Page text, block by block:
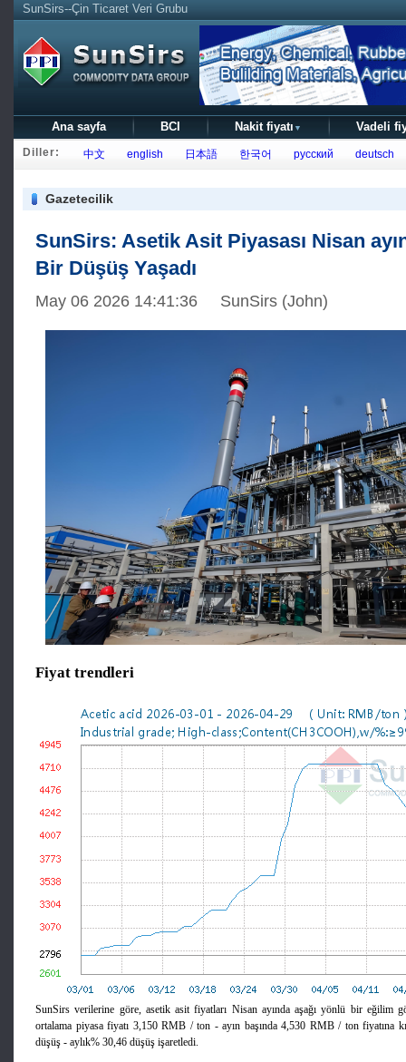
SunSirs--Çin Ticaret Veri Grubu
Ana sayfa BCI Nakit fiyatı ▼ Vadeli
Diller: 中文 english 日本語 한국어 русский deutsch
Gazetecilik
SunSirs: Asetik Asit Piyasası Nisan
Bir Düşüş Yaşadı
May 06 2026 14:41:36 SunSirs (John)
Fiyat trendleri
SunSirs verilerine göre, asetik asit fiyatları Nisan ayında aşağı yönlü bir eğilim
ortalama piyasa fiyatı 3,150 RMB / ton - ayın başında 4,530 RMB / ton fiyatına
düşüş - aylık% 30,46 düşüş işaretledi.